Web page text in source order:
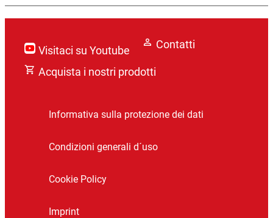
SCOPRI DI PIÙ
quando lavate i piatti? Scoprite i benefici del
nostro detersivo liquido per i piatti per pelli
sensibili!
Visitaci su Youtube Contatti
Acquista i nostri prodotti
Informativa sulla protezione dei dati
Condizioni generali d´uso
Cookie Policy
Imprint